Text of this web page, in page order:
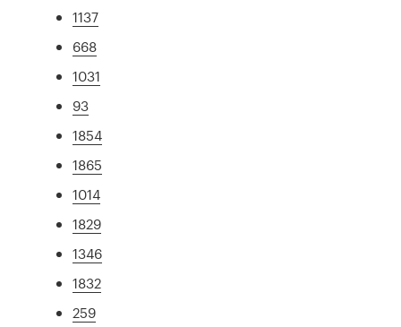
1137
668
1031
93
1854
1865
1014
1829
1346
1832
259